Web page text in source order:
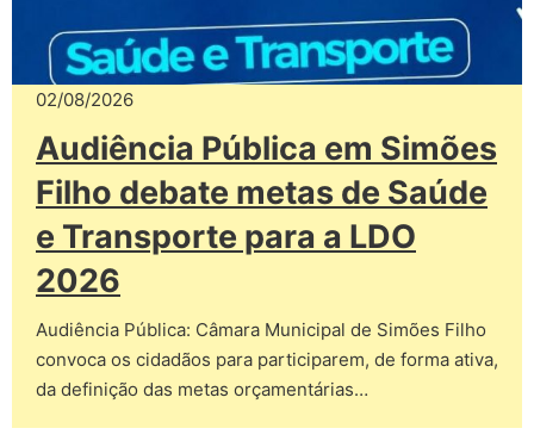
02/08/2026
Audiência Pública em Simões
Filho debate metas de Saúde
e Transporte para a LDO
2026
Audiência Pública: Câmara Municipal de Simões Filho
convoca os cidadãos para participarem, de forma ativa,
da definição das metas orçamentárias…